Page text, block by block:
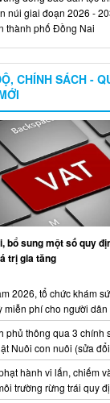
núi giai đoạn 2026 -
thành phố Đồng Nai
CHÍNH SÁCH -
bổ sung một số quy
trị gia tăng
2026, tổ chức khám
miễn phí cho người dân
phủ thông qua 3 chính
Nuôi con nuôi (sửa
hành vi lấn, chiếm
trường rừng trái quy